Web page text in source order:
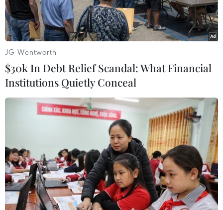
Nỗ lực mới nhất của Thủ tướng Anh Rishi Sunak trong việc gửi
những người nhập cư bất hợp pháp đến Rwanda đã vượt qua
trở ngại cuối cùng, khi Quốc hội nước này (ảnh) thông qua Dự
luật Rwanda sáng sớm 23/4/2024. (Ảnh: AFP/TTXVN)
Theo phóng viên TTXVN tại London, báo cáo
JG Wentworth
$30k In Debt Relief Scandal: What Financial
Institutions Quietly Conceal